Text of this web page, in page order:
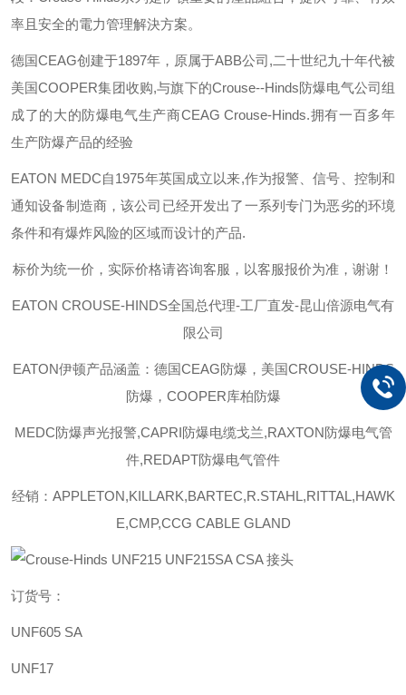
率且安全的電力管理解決方案。
德国CEAG创建于1897年，原属于ABB公司,二十世纪九十年代被
美国COOPER集团收购,与旗下的Crouse--Hinds防爆电气公司组
成了的大的防爆电气生产商CEAG Crouse-Hinds.拥有一百多年
生产防爆产品的经验
EATON MEDC自1975年英国成立以来,作为报警、信号、控制和
通知设备制造商，该公司已经开发出了一系列专门为恶劣的环境
条件和有爆炸风险的区域而设计的产品.
标价为统一价，实际价格请咨询客服，以客服报价为准，谢谢！
EATON CROUSE-HINDS全国总代理-工厂直发-昆山倍源电气有
限公司
EATON伊顿产品涵盖：德国CEAG防爆，美国CROUSE-HINDS
防爆，COOPER库柏防爆
MEDC防爆声光报警,CAPRI防爆电缆戈兰,RAXTON防爆电气管
件,REDAPT防爆电气管件
经销：APPLETON,KILLARK,BARTEC,R.STAHL,RITTAL,HAWK
E,CMP,CCG CABLE GLAND
订货号：
UNF605 SA
UNF17